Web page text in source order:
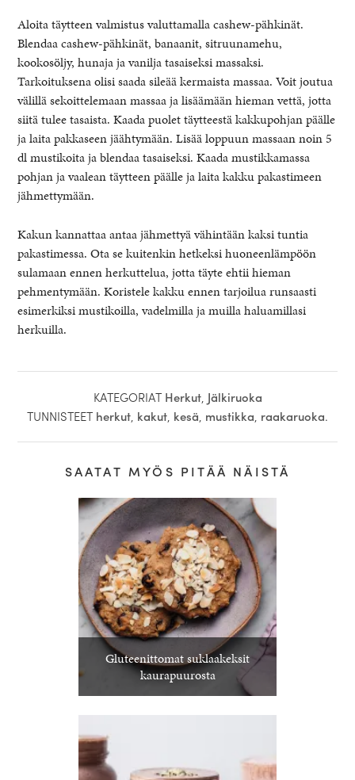
Aloita täytteen valmistus valuttamalla cashew-pähkinät.
Blendaa cashew-pähkinät, banaanit, sitruunamehu,
kookosöljy, hunaja ja vanilja tasaiseksi massaksi.
Tarkoituksena olisi saada sileää kermaista massaa. Voit joutua
välillä sekoittelemaan massaa ja lisäämään hieman vettä, jotta
siitä tulee tasaista. Kaada puolet täytteestä kakkupohjan päälle
ja laita pakkaseen jäähtymään. Lisää loppuun massaan noin 5
dl mustikoita ja blendaa tasaiseksi. Kaada mustikkamassa
pohjan ja vaalean täytteen päälle ja laita kakku pakastimeen
jähmettymään.
Kakun kannattaa antaa jähmettyä vähintään kaksi tuntia
pakastimessa. Ota se kuitenkin hetkeksi huoneenlämpöön
sulamaan ennen herkuttelua, jotta täyte ehtii hieman
pehmentymään. Koristele kakku ennen tarjoilua runsaasti
esimerkiksi mustikoilla, vadelmilla ja muilla haluamillasi
herkuilla.
KATEGORIAT Herkut, Jälkiruoka
TUNNISTEET herkut, kakut, kesä, mustikka, raakaruoka.
SAATAT MYÖS PITÄÄ NÄISTÄ
Gluteenittomat suklaakeksit
kaurapuurosta